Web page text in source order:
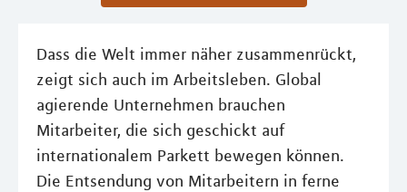
Dass die Welt immer näher zusammenrückt,
zeigt sich auch im Arbeitsleben. Global
agierende Unternehmen brauchen
Mitarbeiter, die sich geschickt auf
internationalem Parkett bewegen können.
Die Entsendung von Mitarbeitern in ferne